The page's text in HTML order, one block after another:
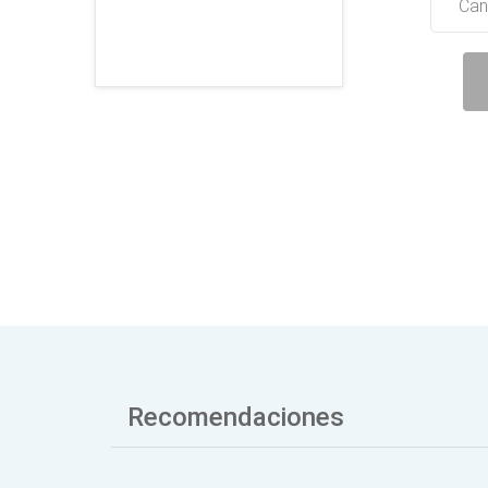
Recomendaciones